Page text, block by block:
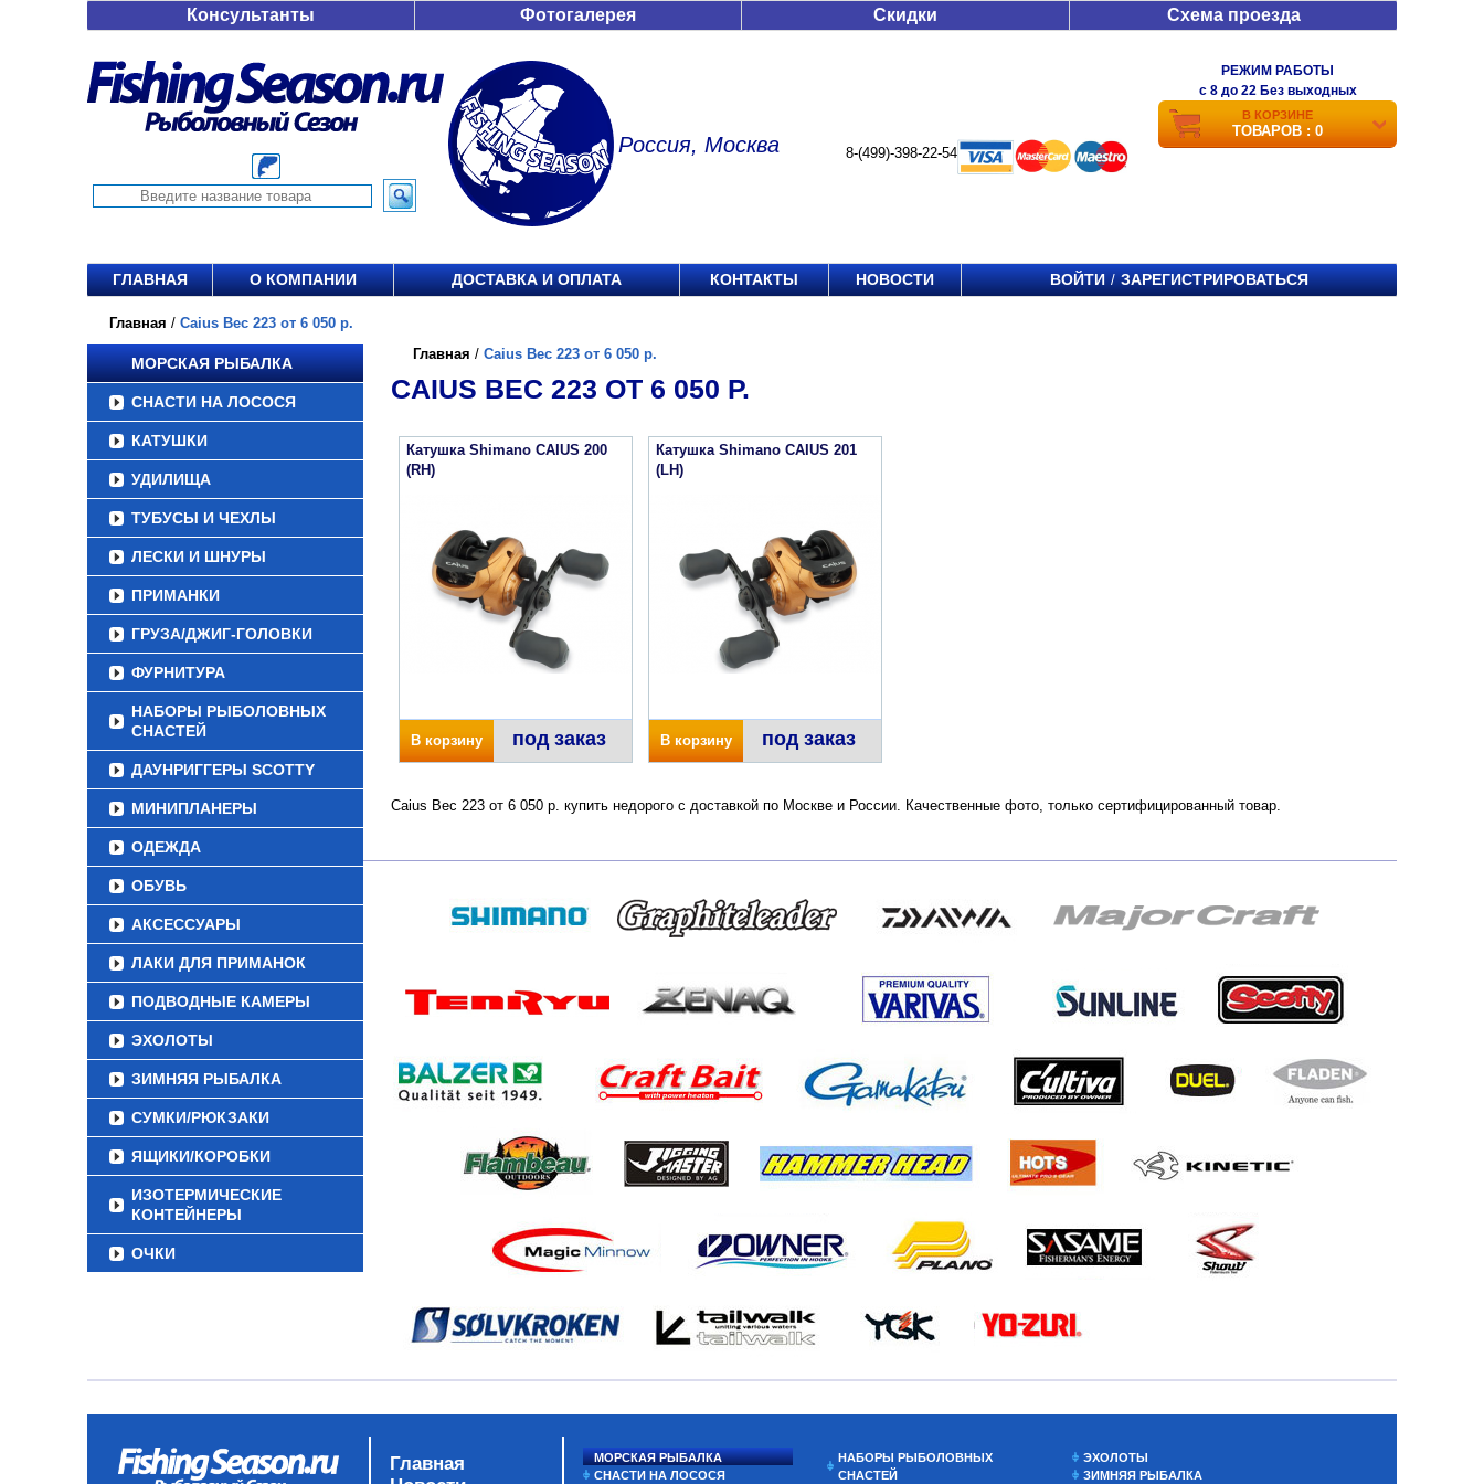
Консультанты Фотогалерея Скидки Схема проезда
Россия, Москва 8-(499)-398-22-54
РЕЖИМ РАБОТЫ
c 8 до 22 Без выходных
В КОРЗИНЕ
ТОВАРОВ : 0
ГЛАВНАЯ О КОМПАНИИ ДОСТАВКА И ОПЛАТА КОНТАКТЫ НОВОСТИ ВОЙТИ / ЗАРЕГИСТРИРОВАТЬСЯ
Главная / Caius Вес 223 от 6 050 р.
МОРСКАЯ РЫБАЛКА
СНАСТИ НА ЛОСОСЯ
КАТУШКИ
УДИЛИЩА
ТУБУСЫ И ЧЕХЛЫ
ЛЕСКИ И ШНУРЫ
ПРИМАНКИ
ГРУЗА/ДЖИГ-ГОЛОВКИ
ФУРНИТУРА
НАБОРЫ РЫБОЛОВНЫХ
СНАСТЕЙ
ДАУНРИГГЕРЫ SCOTTY
МИНИПЛАНЕРЫ
ОДЕЖДА
ОБУВЬ
АКСЕССУАРЫ
ЛАКИ ДЛЯ ПРИМАНОК
ПОДВОДНЫЕ КАМЕРЫ
ЭХОЛОТЫ
ЗИМНЯЯ РЫБАЛКА
СУМКИ/РЮКЗАКИ
ЯЩИКИ/КОРОБКИ
ИЗОТЕРМИЧЕСКИЕ
КОНТЕЙНЕРЫ
ОЧКИ
Главная / Caius Вес 223 от 6 050 р.
CAIUS ВЕС 223 ОТ 6 050 Р.
Катушка Shimano CAIUS 200
(RH)
В корзину под заказ
Катушка Shimano CAIUS 201
(LH)
В корзину под заказ
Caius Вес 223 от 6 050 р. купить недорого с доставкой по Москве и России. Качественные фото, только сертифицированный товар.
Главная
МОРСКАЯ РЫБАЛКА
СНАСТИ НА ЛОСОСЯ
НАБОРЫ РЫБОЛОВНЫХ
СНАСТЕЙ
ЭХОЛОТЫ
ЗИМНЯЯ РЫБАЛКА